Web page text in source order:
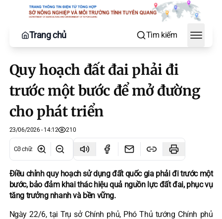
Trang chủ Tìm kiếm
Toggle
Quy hoạch đất đai phải đi
trước một bước để mở đường
cho phát triển
23/06/2026 - 14:12 210
Cỡ chữ:
Điều chỉnh quy hoạch sử dụng đất quốc gia phải đi trước một
bước, bảo đảm khai thác hiệu quả nguồn lực đất đai, phục vụ
tăng trưởng nhanh và bền vững.
Ngày 22/6, tại Trụ sở Chính phủ, Phó Thủ tướng Chính phủ